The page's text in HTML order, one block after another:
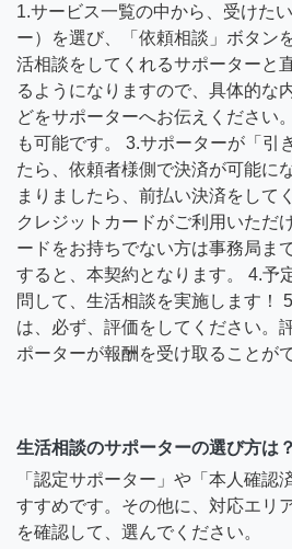
1.サービス一覧の中から、受けた
ー）を選び、「依頼相談」ボタン
活相談をしてくれるサポーターと
るようになりますので、具体的な
どをサポーターへお伝えください
も可能です。 3.サポーターが「引
たら、依頼者様側で決済が可能に
まりましたら、前払い決済をして
クレジットカードがご利用いただ
ードをお持ちでない方は事務局ま
すると、本契約となります。 4.予
問して、生活相談を実施します！
は、必ず、評価をしてください。
ポーターが報酬を受け取ることが
生活相談のサポーターの選び方は？
「認定サポーター」や「本人確認
すすめです。その他に、対応エリ
を確認して、選んでください。